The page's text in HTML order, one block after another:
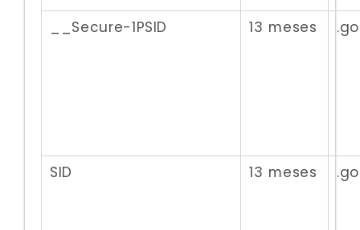
__Secure-1PSID 13 meses
SID 13 meses